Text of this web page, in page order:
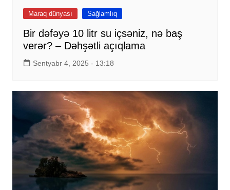
Maraq dünyası Sağlamlıq
Bir dəfəyə 10 litr su içsəniz, nə baş
verər? – Dəhşətli açıqlama
Sentyabr 4, 2025 - 13:18